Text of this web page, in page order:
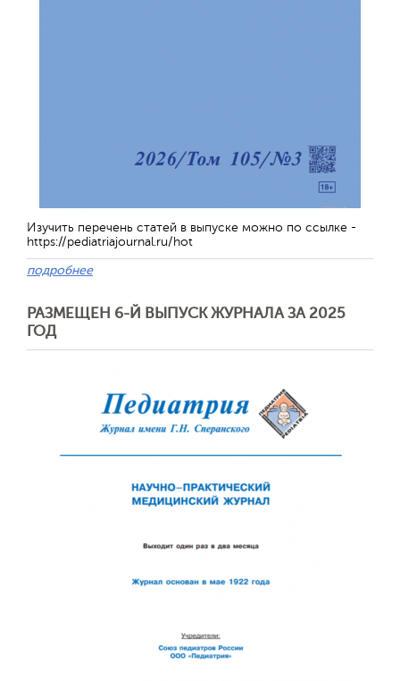
Изучить перечень статей в выпуске можно по ссылке -
https://pediatriajournal.ru/hot
подробнее
РАЗМЕЩЕН 6-Й ВЫПУСК ЖУРНАЛА ЗА 2025
ГОД
Обратная
Отправить